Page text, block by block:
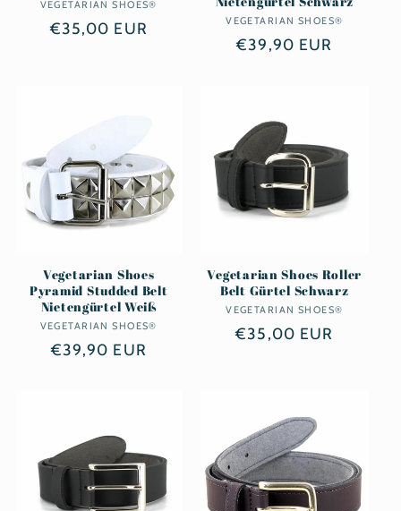
Anbieter:
VEGETARIAN SHOES®
Normaler
€35,00 EUR Anbieter:
VEGETARIAN SHOES®
Normaler
€39,90 EUR
Vegetarian Shoes
Pyramid Studded Belt
Nietengürtel Weiß
Anbieter:
VEGETARIAN SHOES®
Normaler
€39,90 EUR
Vegetarian Shoes Roller
Belt Gürtel Schwarz
Anbieter:
VEGETARIAN SHOES®
Normaler
€35,00 EUR